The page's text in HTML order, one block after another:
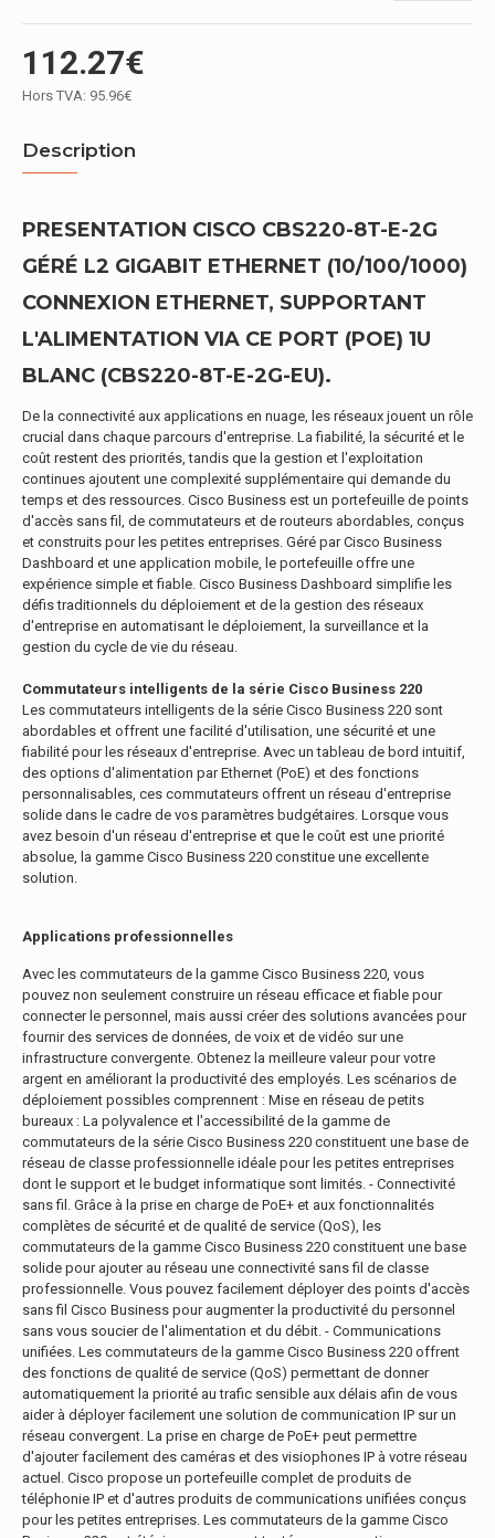
112.27€
Hors TVA: 95.96€
Description
PRESENTATION CISCO CBS220-8T-E-2G
GÉRÉ L2 GIGABIT ETHERNET (10/100/1000)
CONNEXION ETHERNET, SUPPORTANT
L'ALIMENTATION VIA CE PORT (POE) 1U
BLANC (CBS220-8T-E-2G-EU).
De la connectivité aux applications en nuage, les réseaux jouent un rôle
crucial dans chaque parcours d'entreprise. La fiabilité, la sécurité et le
coût restent des priorités, tandis que la gestion et l'exploitation
continues ajoutent une complexité supplémentaire qui demande du
temps et des ressources. Cisco Business est un portefeuille de points
d'accès sans fil, de commutateurs et de routeurs abordables, conçus
et construits pour les petites entreprises. Géré par Cisco Business
Dashboard et une application mobile, le portefeuille offre une
expérience simple et fiable. Cisco Business Dashboard simplifie les
défis traditionnels du déploiement et de la gestion des réseaux
d'entreprise en automatisant le déploiement, la surveillance et la
gestion du cycle de vie du réseau.
Commutateurs intelligents de la série Cisco Business 220
Les commutateurs intelligents de la série Cisco Business 220 sont
abordables et offrent une facilité d'utilisation, une sécurité et une
fiabilité pour les réseaux d'entreprise. Avec un tableau de bord intuitif,
des options d'alimentation par Ethernet (PoE) et des fonctions
personnalisables, ces commutateurs offrent un réseau d'entreprise
solide dans le cadre de vos paramètres budgétaires. Lorsque vous
avez besoin d'un réseau d'entreprise et que le coût est une priorité
absolue, la gamme Cisco Business 220 constitue une excellente
solution.
Applications professionnelles
Avec les commutateurs de la gamme Cisco Business 220, vous
pouvez non seulement construire un réseau efficace et fiable pour
connecter le personnel, mais aussi créer des solutions avancées pour
fournir des services de données, de voix et de vidéo sur une
infrastructure convergente. Obtenez la meilleure valeur pour votre
argent en améliorant la productivité des employés. Les scénarios de
déploiement possibles comprennent : Mise en réseau de petits
bureaux : La polyvalence et l'accessibilité de la gamme de
commutateurs de la série Cisco Business 220 constituent une base de
réseau de classe professionnelle idéale pour les petites entreprises
dont le support et le budget informatique sont limités. - Connectivité
sans fil. Grâce à la prise en charge de PoE+ et aux fonctionnalités
complètes de sécurité et de qualité de service (QoS), les
commutateurs de la gamme Cisco Business 220 constituent une base
solide pour ajouter au réseau une connectivité sans fil de classe
professionnelle. Vous pouvez facilement déployer des points d'accès
sans fil Cisco Business pour augmenter la productivité du personnel
sans vous soucier de l'alimentation et du débit. - Communications
unifiées. Les commutateurs de la gamme Cisco Business 220 offrent
des fonctions de qualité de service (QoS) permettant de donner
automatiquement la priorité au trafic sensible aux délais afin de vous
aider à déployer facilement une solution de communication IP sur un
réseau convergent. La prise en charge de PoE+ peut permettre
d'ajouter facilement des caméras et des visiophones IP à votre réseau
actuel. Cisco propose un portefeuille complet de produits de
téléphonie IP et d'autres produits de communications unifiées conçus
pour les petites entreprises. Les commutateurs de la gamme Cisco